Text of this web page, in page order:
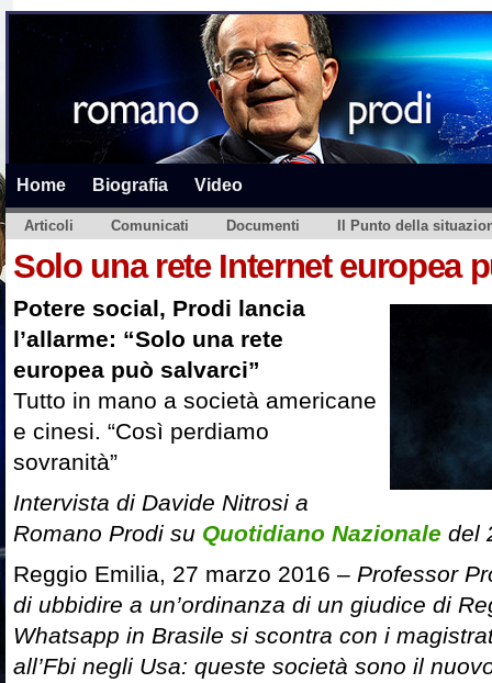
Home Biografia Video
Articoli Comunicati Documenti Il Punto della
Solo una rete Internet europea
Potere social, Prodi lancia
l’allarme: “Solo una rete
europea può salvarci”
Tutto in mano a società americane
e cinesi. “Così perdiamo
sovranità”
Intervista di Davide Nitrosi a
Romano Prodi su Quotidiano Nazionale del
Reggio Emilia, 27 marzo 2016 – Professor
di ubbidire a un’ordinanza di un giudice di
Whatsapp in Brasile si scontra con i
all’Fbi negli Usa: queste società sono il